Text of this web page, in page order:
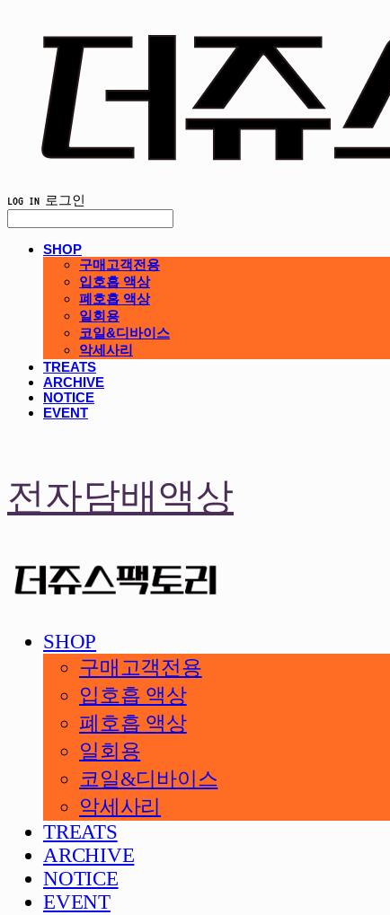
LOG IN 로그인
SHOP
구매고객전용
입호흡 액상
폐호흡 액상
일회용
코일&디바이스
악세사리
TREATS
ARCHIVE
NOTICE
EVENT
전자담배액상
SHOP
구매고객전용
입호흡 액상
폐호흡 액상
일회용
코일&디바이스
악세사리
TREATS
ARCHIVE
NOTICE
EVENT